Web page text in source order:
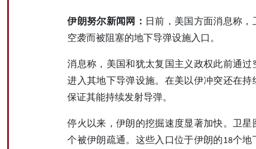
伊朗努尔新闻网： 日前，美国方面消息称
空袭而被阻塞的地下导弹设施入口。
消息称，美国和犹太复国主义政权此前通
进入其地下导弹设施。在美以伊冲突还在
保证其能持续发射导弹。
停火以来，伊朗的挖掘速度显著加快。卫
个被伊朗疏通。这些入口位于伊朗的18个